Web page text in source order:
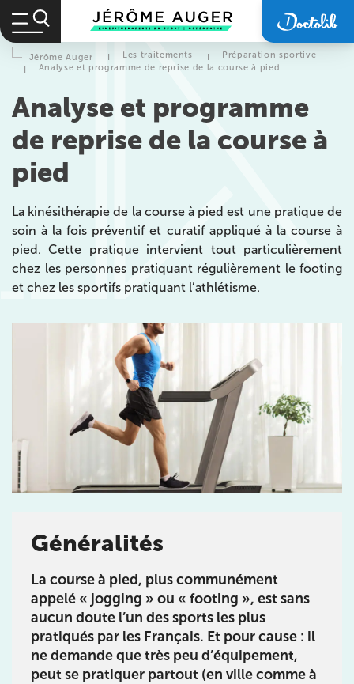
Jérôme Auger I Les traitements I
Préparation sportive
I
Analyse et programme de reprise de la course à pied
Analyse et programme
de reprise de la course à
pied
La kinésithérapie de la course à pied est une pratique de
soin à la fois préventif et curatif appliqué à la course à
pied. Cette pratique intervient tout particulièrement
chez les personnes pratiquant régulièrement le footing
et chez les sportifs pratiquant l’athlétisme.
Généralités
La course à pied, plus communément
appelé « jogging » ou « footing », est sans
aucun doute l’un des sports les plus
pratiqués par les Français. Et pour cause : il
ne demande que très peu d’équipement,
peut se pratiquer partout (en ville comme à
Prendre rendez-vous
avec les équipes
Bénéficiez de l’expertise de Jérôme Auger
cabinetIK – Institut Kinésithérapiele plus proche
de chez vous ou chezKOSS, votre allié sport du
quotidien.